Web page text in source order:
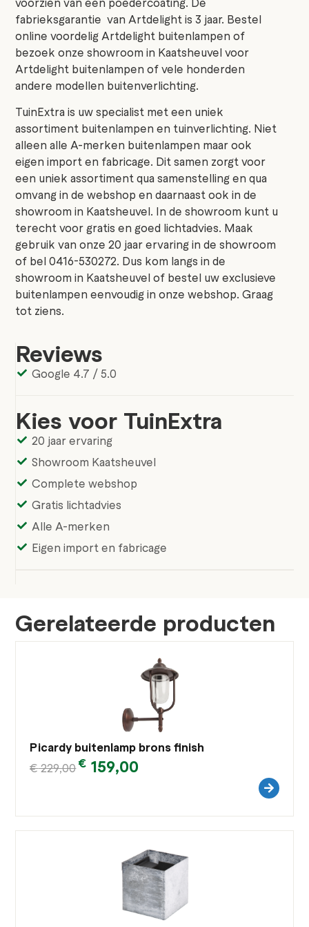
fabrieksgarantie van Artdelight is 3 jaar. Bestel
online voordelig Artdelight buitenlampen of
bezoek onze showroom in Kaatsheuvel voor
Artdelight buitenlampen of vele honderden
andere modellen buitenverlichting.
TuinExtra is uw specialist met een uniek
assortiment buitenlampen en tuinverlichting. Niet
alleen alle A-merken buitenlampen maar ook
eigen import en fabricage. Dit samen zorgt voor
een uniek assortiment qua samenstelling en qua
omvang in de webshop en daarnaast ook in de
showroom in Kaatsheuvel. In de showroom kunt u
terecht voor gratis en goed lichtadvies. Maak
gebruik van onze 20 jaar ervaring in de showroom
of bel 0416-530272. Dus kom langs in de
showroom in Kaatsheuvel of bestel uw exclusieve
buitenlampen eenvoudig in onze webshop. Graag
tot ziens.
Reviews
Google 4.7 / 5.0
Kies voor TuinExtra
20 jaar ervaring
Showroom Kaatsheuvel
Complete webshop
Gratis lichtadvies
Alle A-merken
Eigen import en fabricage
Gerelateerde producten
Picardy buitenlamp brons finish
€229,00€ 159,00